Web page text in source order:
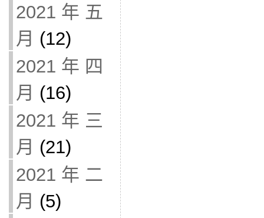
2021 年 五
月 (12)
2021 年 四
月 (16)
2021 年 三
月 (21)
2021 年 二
月 (5)